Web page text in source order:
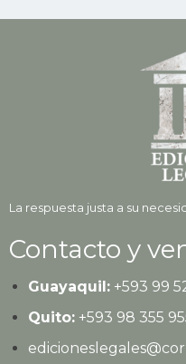
La respuesta justa a su
Contacto y
Guayaquil:+593 99
Quito:+593 98 355